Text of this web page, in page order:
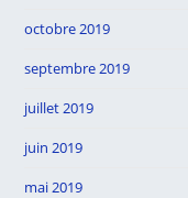
octobre 2019
septembre 2019
juillet 2019
juin 2019
mai 2019